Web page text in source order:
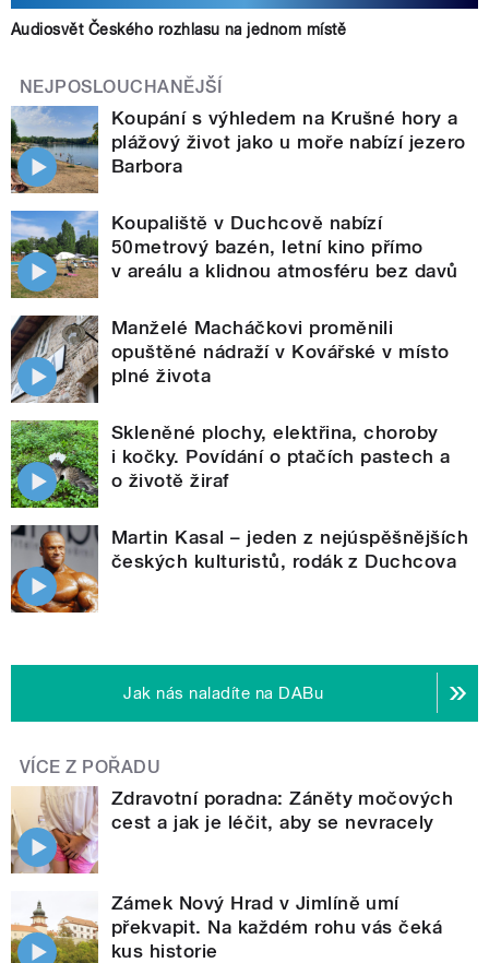
Audiosvět Českého rozhlasu na jednom místě
NEJPOSLOUCHANĚJŠÍ
Koupání s výhledem na Krušné hory a
plážový život jako u moře nabízí jezero
Barbora
Koupaliště v Duchcově nabízí
50metrový bazén, letní kino přímo
v areálu a klidnou atmosféru bez davů
Manželé Macháčkovi proměnili
opuštěné nádraží v Kovářské v místo
plné života
Skleněné plochy, elektřina, choroby
i kočky. Povídání o ptačích pastech a
o životě žiraf
Martin Kasal – jeden z nejúspěšnějších
českých kulturistů, rodák z Duchcova
Jak nás naladíte na DABu
VÍCE Z POŘADU
Zdravotní poradna: Záněty močových
cest a jak je léčit, aby se nevracely
Zámek Nový Hrad v Jimlíně umí
překvapit. Na každém rohu vás čeká
kus historie